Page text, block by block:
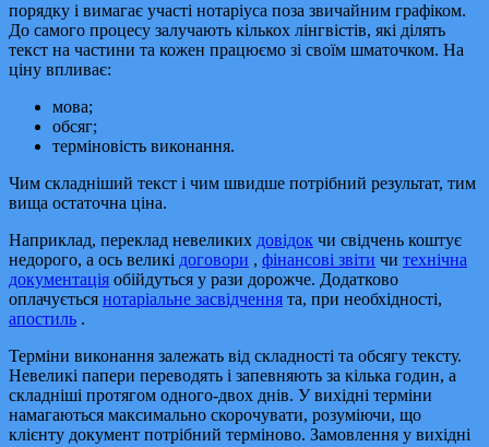
порядку і вимагає участі нотаріуса поза звичайним графіком.
До самого процесу залучають кількох лінгвістів, які ділять
текст на частини та кожен працюємо зі своїм шматочком. На
ціну впливає:
мова;
обсяг;
терміновість виконання.
Чим складніший текст і чим швидше потрібний результат, тим
вища остаточна ціна.
Наприклад, переклад невеликих довідок чи свідчень коштує
недорого, а ось великі договори , фінансові звіти чи технічна
документація обійдуться у рази дорожче. Додатково
оплачується нотаріальне засвідчення та, при необхідності,
апостиль .
Терміни виконання залежать від складності та обсягу тексту.
Невеликі папери переводять і запевняють за кілька годин, а
складніші протягом одного-двох днів. У вихідні терміни
намагаються максимально скорочувати, розуміючи, що
клієнту документ потрібний терміново. Замовлення у вихідні